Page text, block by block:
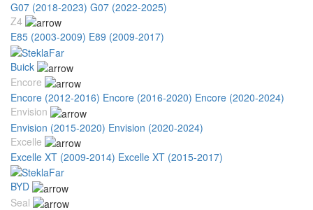
G07 (2018-2023) G07 (2022-2025)
Z4
E85 (2003-2009) E89 (2009-2017)
Buick
Encore
Encore (2012-2016) Encore (2016-2020) Encore (2020-2024)
Envision
Envision (2015-2020) Envision (2020-2024)
Excelle
Excelle XT (2009-2014) Excelle XT (2015-2017)
BYD
Seal